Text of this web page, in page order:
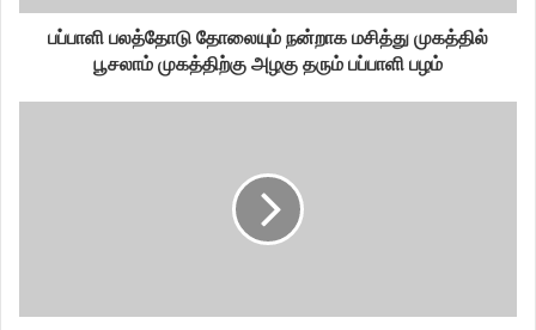
பப்பாளி பலத்தோடு தோலையும் நன்றாக மசித்து முகத்தில்
பூசலாம் முகத்திற்கு அழகு தரும் பப்பாளி பழம்